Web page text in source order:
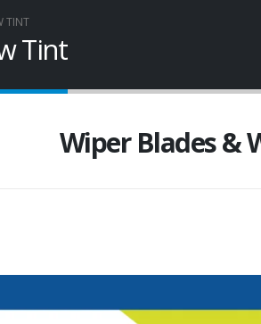
TINT
Tint
Wiper Blades &